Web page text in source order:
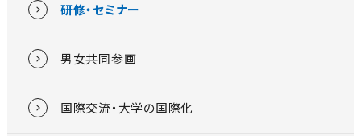
研修・セミナー
男女共同参画
国際交流・大学の国際化